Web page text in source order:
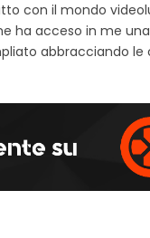
con il mondo
ha acceso in me
abbracciando le